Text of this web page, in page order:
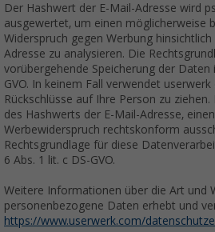
Der Hashwert der E-Mail-Adresse wird
ausgewertet, um einen möglicherweise
Widerspruch gegen Werbung
Adresse zu analysieren. Die
vorübergehende Speicherung der Daten
GVO. In keinem Fall verwendet
Rückschlüsse auf Ihre Person zu
des Hashwerts der E-Mail-Adresse,
Werbewiderspruch rechtskonform
Rechtsgrundlage für diese
6 Abs. 1 lit. c DS-GVO.
Weitere Informationen über die Art und
personenbezogene Daten erhebt und
https://www.userwerk.com/